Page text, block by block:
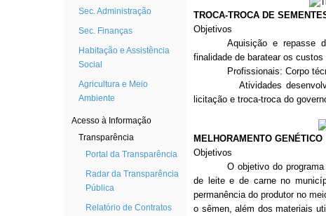
Sec. Administração
Sec. Finanças
Habitação e Assistência
Social
Agricultura e Meio
Ambiente
Acesso à Informação
Transparência
Portal da Transparência
Radar da Transparência
Pública
Relatório de Contratos
TROCA-TROCA DE
Objetivos
Aquisição e repasse
finalidade de baratear os
Profissionais: Corpo
Atividades desenvolvidas:
licitação e troca-troca do
MELHORAMENTO GENÉTICO
Objetivos
O objetivo do
de leite e de carne no
permanência do produtor no
o sêmen, além dos materiais